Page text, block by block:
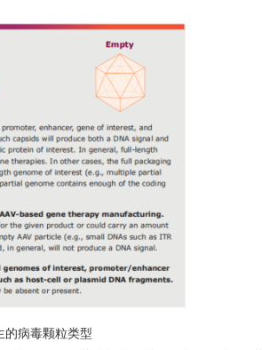
的病毒颗粒类型